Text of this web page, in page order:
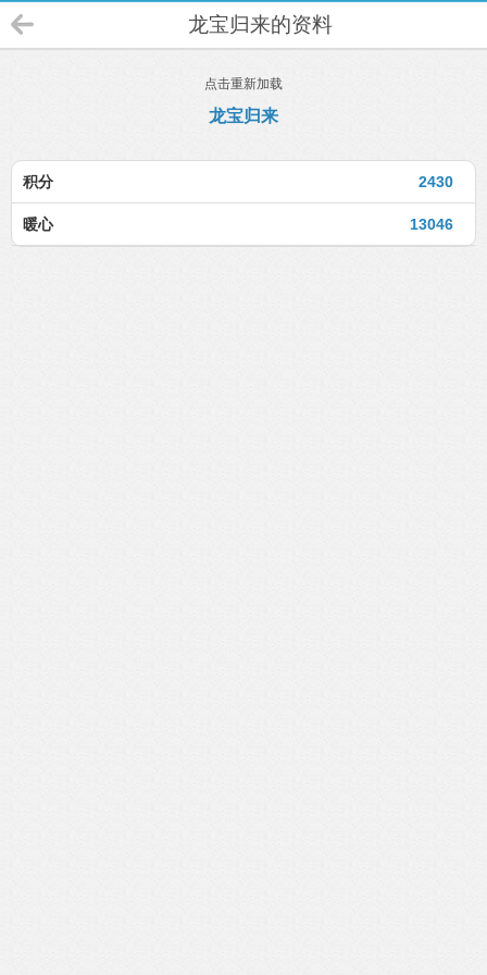
龙宝归来的资料
点击重新加载
龙宝归来
2430
积分
13046
暖心